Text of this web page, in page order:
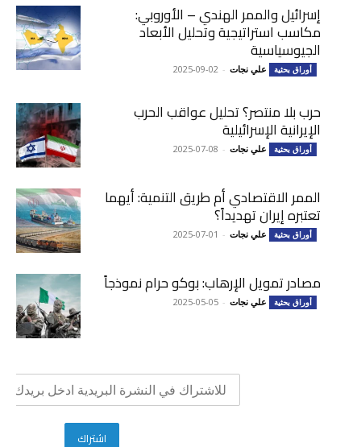
إسرائيل والممر الهندي – الأوروبي:
مكاسب استراتيجية وتحليل الأبعاد
الجيوسياسية
أوراق بحثية علي نجات -
2025-09-02
حرب بلا منتصر؟ تحليل عواقب الحرب
الإيرانية الإسرائيلية
أوراق بحثية علي نجات -
2025-07-08
الممر الاقتصادي أم طريق التنمية: أيهما
تعتبره إيران تهديداً؟
أوراق بحثية علي نجات -
2025-07-01
مصادر تمويل الإرهاب: بوكو حرام نموذجاً
أوراق بحثية علي نجات -
2025-05-05